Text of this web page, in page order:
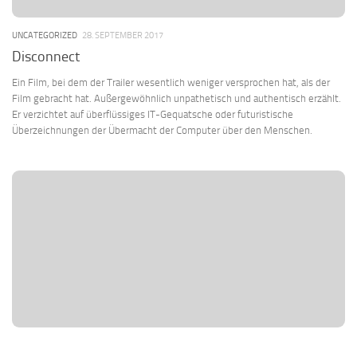
UNCATEGORIZED 28. SEPTEMBER 2017
Disconnect
Ein Film, bei dem der Trailer wesentlich weniger versprochen hat, als der
Film gebracht hat. Außergewöhnlich unpathetisch und authentisch erzählt.
Er verzichtet auf überflüssiges IT-Gequatsche oder futuristische
Überzeichnungen der Übermacht der Computer über den Menschen.